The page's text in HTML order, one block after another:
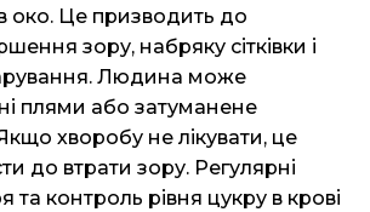
око. Це призводить до
зору, набряку сітківки і
Людина може
плями або затуманене
хворобу не лікувати, це
до втрати зору. Регулярні
та контроль рівня цукру в крові